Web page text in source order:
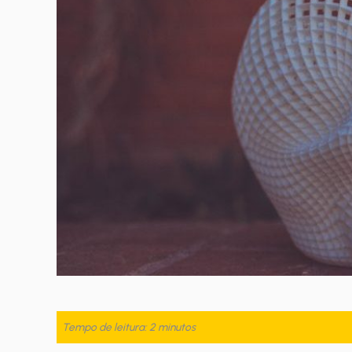
Tempo de leitura: 2 minutos